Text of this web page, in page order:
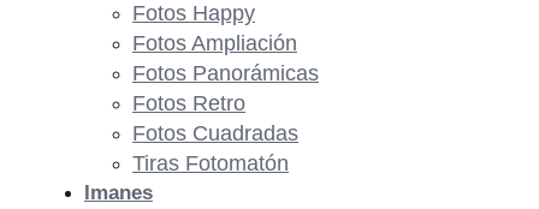
Fotos Happy
Fotos Ampliación
Fotos Panorámicas
Fotos Retro
Fotos Cuadradas
Tiras Fotomatón
Imanes